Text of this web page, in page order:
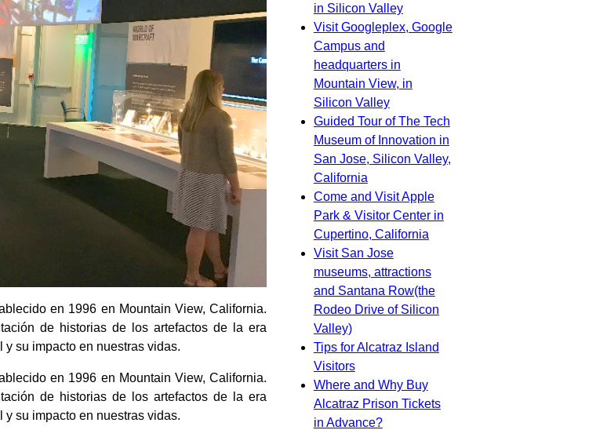
en 1996 en Mountain View, California.
de historias de los artefactos de la era
su impacto en nuestras vidas.
en 1996 en Mountain View, California.
de historias de los artefactos de la era
su impacto en nuestras vidas.
in Silicon Valley
Visit Googleplex, Google
Campus and
headquarters in
Mountain View, in
Silicon Valley
Guided Tour of The Tech
Museum of Innovation in
San Jose, Silicon Valley,
California
Come and Visit Apple
Park & Visitor Center in
Cupertino, California
Visit San Jose
museums, attractions
and Santana Row(the
Rodeo Drive of Silicon
Valley)
Tips for Alcatraz Island
Visitors
Where and Why Buy
Alcatraz Prison Tickets
in Advance?